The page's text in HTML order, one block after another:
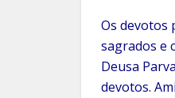
Os devotos
sagrados e
Deusa
devotos.